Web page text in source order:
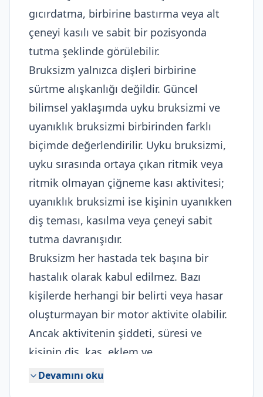
gıcırdatma, birbirine bastırma veya alt
çeneyi kasılı ve sabit bir pozisyonda
tutma şeklinde görülebilir.
Bruksizm yalnızca dişleri birbirine
sürtme alışkanlığı değildir. Güncel
bilimsel yaklaşımda uyku bruksizmi ve
uyanıklık bruksizmi birbirinden farklı
biçimde değerlendirilir. Uyku bruksizmi,
uyku sırasında ortaya çıkan ritmik veya
ritmik olmayan çiğneme kası aktivitesi;
uyanıklık bruksizmi ise kişinin uyanıkken
diş teması, kasılma veya çeneyi sabit
tutma davranışıdır.
Bruksizm her hastada tek başına bir
hastalık olarak kabul edilmez. Bazı
kişilerde herhangi bir belirti veya hasar
oluşturmayan bir motor aktivite olabilir.
Ancak aktivitenin şiddeti, süresi ve
kişinin diş, kas, eklem ve
restorasyonlarının dayanıklılığı
Devamını oku